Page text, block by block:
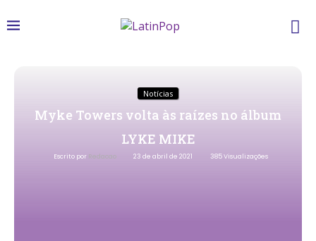
Notícias
Myke Towers volta às raízes no álbum
LYKE MIKE
Escrito por Redacao 23 de abril de 2021 385Visualizações